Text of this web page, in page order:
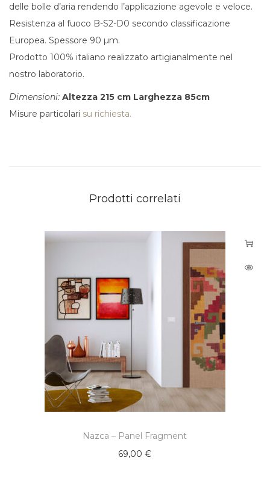
delle bolle d’aria rendendo l’applicazione agevole e veloce.
Resistenza al fuoco B-S2-D0 secondo classificazione
Europea. Spessore 90 µm.
Prodotto 100% italiano realizzato artigianalmente nel
nostro laboratorio.
Dimensioni: Altezza 215 cm Larghezza 85cm
Misure particolari su richiesta.
Prodotti correlati
Nazca – Panel Fragment
69,00€